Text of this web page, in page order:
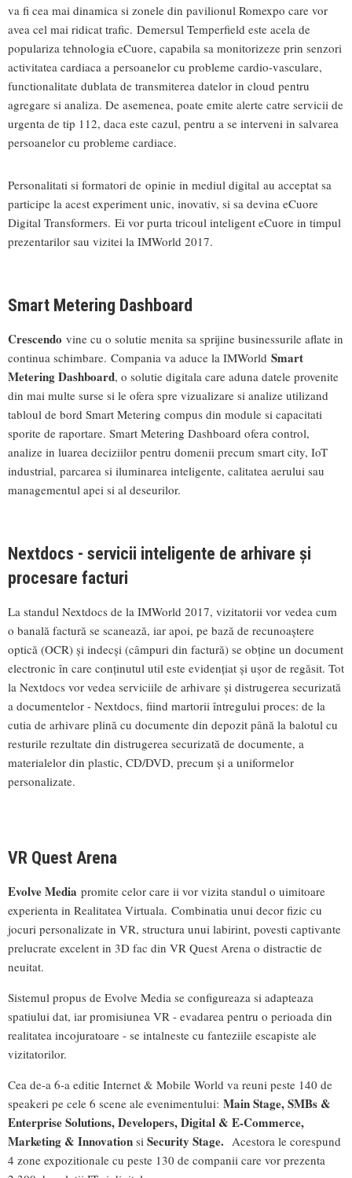
va fi cea mai dinamica si zonele din pavilionul Romexpo care vor
avea cel mai ridicat trafic. Demersul Temperfield este acela de
populariza tehnologia eCuore, capabila sa monitorizeze prin senzori
activitatea cardiaca a persoanelor cu probleme cardio-vasculare,
functionalitate dublata de transmiterea datelor in cloud pentru
agregare si analiza. De asemenea, poate emite alerte catre servicii de
urgenta de tip 112, daca este cazul, pentru a se interveni in salvarea
persoanelor cu probleme cardiace.
Personalitati si formatori de opinie in mediul digital au acceptat sa
participe la acest experiment unic, inovativ, si sa devina eCuore
Digital Transformers. Ei vor purta tricoul inteligent eCuore in timpul
prezentarilor sau vizitei la IMWorld 2017.
Smart Metering Dashboard
Crescendo vine cu o solutie menita sa sprijine businessurile aflate in
continua schimbare. Compania va aduce la IMWorld Smart
Metering Dashboard, o solutie digitala care aduna datele provenite
din mai multe surse si le ofera spre vizualizare si analize utilizand
tabloul de bord Smart Metering compus din module si capacitati
sporite de raportare. Smart Metering Dashboard ofera control,
analize in luarea deciziilor pentru domenii precum smart city, IoT
industrial, parcarea si iluminarea inteligente, calitatea aerului sau
managementul apei si al deseurilor.
Nextdocs - servicii inteligente de arhivare și
procesare facturi
La standul Nextdocs de la IMWorld 2017, vizitatorii vor vedea cum
o banală factură se scanează, iar apoi, pe bază de recunoaștere
optică (OCR) și indecși (câmpuri din factură) se obține un document
electronic în care conținutul util este evidențiat și ușor de regăsit. Tot
la Nextdocs vor vedea serviciile de arhivare și distrugerea securizată
a documentelor - Nextdocs, fiind martorii întregului proces: de la
cutia de arhivare plină cu documente din depozit până la balotul cu
resturile rezultate din distrugerea securizată de documente, a
materialelor din plastic, CD/DVD, precum și a uniformelor
personalizate.
VR Quest Arena
Evolve Media promite celor care ii vor vizita standul o uimitoare
experienta in Realitatea Virtuala. Combinatia unui decor fizic cu
jocuri personalizate in VR, structura unui labirint, povesti captivante
prelucrate excelent in 3D fac din VR Quest Arena o distractie de
neuitat.
Sistemul propus de Evolve Media se configureaza si adapteaza
spatiului dat, iar promisiunea VR - evadarea pentru o perioada din
realitatea incojuratoare - se intalneste cu fanteziile escapiste ale
vizitatorilor.
Cea de-a 6-a editie Internet & Mobile World va reuni peste 140 de
speakeri pe cele 6 scene ale evenimentului: Main Stage, SMBs &
Enterprise Solutions, Developers, Digital & E-Commerce,
Marketing & Innovation si Security Stage. Acestora le corespund
4 zone expozitionale cu peste 130 de companii care vor prezenta